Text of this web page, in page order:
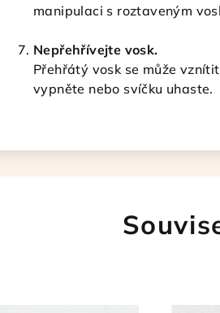
manipulaci s roztaveným
Nepřehřívejte vosk.
Přehřátý vosk se může
vypněte nebo svíčku uhaste.